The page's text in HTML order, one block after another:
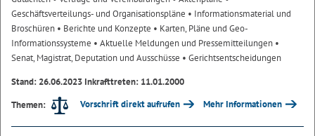
Geschäftsverteilungs- und Organisationspläne • Informationsmaterial und
Broschüren • Berichte und Konzepte • Karten, Pläne und Geo-
Informationssysteme • Aktuelle Meldungen und Pressemitteilungen •
Senat, Magistrat, Deputation und Ausschüsse • Gerichtsentscheidungen
Stand: 26.06.2023 Inkrafttreten: 11.01.2000
Themen:
Vorschrift direkt aufrufen Mehr Informationen